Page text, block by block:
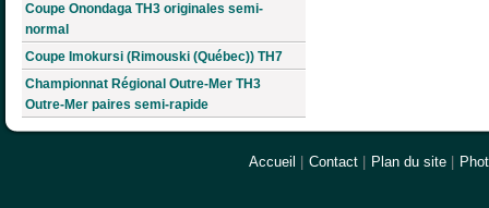
Coupe Onondaga TH3 originales semi-
normal
Coupe Imokursi (Rimouski (Québec)) TH7
Championnat Régional Outre-Mer TH3
Outre-Mer paires semi-rapide
Accueil Contact Plan du site